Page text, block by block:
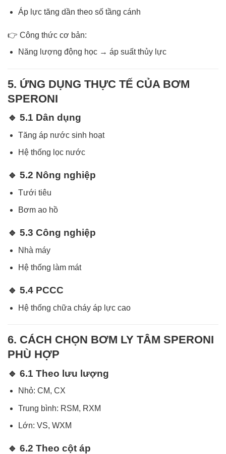
Áp lực tăng dần theo số tầng cánh
👉 Công thức cơ bản:
Năng lượng động học → áp suất thủy lực
5. ỨNG DỤNG THỰC TẾ CỦA BƠM
SPERONI
🔹 5.1 Dân dụng
Tăng áp nước sinh hoạt
Hệ thống lọc nước
🔹 5.2 Nông nghiệp
Tưới tiêu
Bơm ao hồ
🔹 5.3 Công nghiệp
Nhà máy
Hệ thống làm mát
🔹 5.4 PCCC
Hệ thống chữa cháy áp lực cao
6. CÁCH CHỌN BƠM LY TÂM SPERONI
PHÙ HỢP
🔹 6.1 Theo lưu lượng
Nhỏ: CM, CX
Trung bình: RSM, RXM
Lớn: VS, WXM
🔹 6.2 Theo cột áp